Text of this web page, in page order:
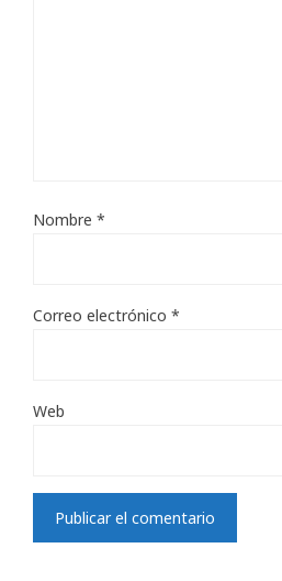
Nombre *
Correo electrónico *
Web